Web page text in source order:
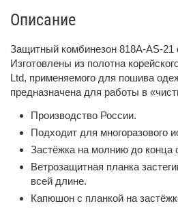
Описание
Защитный комбинезон 818A-AS-
Изготовлены из полотна
Ltd, применяемого для пошива
предназначена для работы в
Производство России.
Подходит для многоразового
Застёжка на молнию до конца
Ветрозащитная планка
всей длине.
Капюшон с планкой на